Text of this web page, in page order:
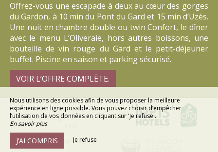
Offrez-vous une escapade à deux au cœur des gorges
du Gardon, à 10 min du Pont du Gard et 15 min d’Uzès.
Une nuit en chambre double ou twin Confort, le dîner
avec le menu L’Oliveraie, hors autres boissons, une
bouteille de vin rouge du Gard et le petit-déjeuner
buffet. Piscine en saison et parking sécurisé.
VOIR L’OFFRE COMPLÈTE.
© 2026 - Tous Droits Réservés
Mentions Légales
Plan du Site
Création site web pour hôtel
Nous utilisons des cookies afin de vous proposer la meilleure
expérience en ligne possible. Vous pouvez choisir d’empêcher
l’utilisation de vos données en cliquant sur 'Je refuse'.
En savoir plus
J’AI COMPRIS Je refuse